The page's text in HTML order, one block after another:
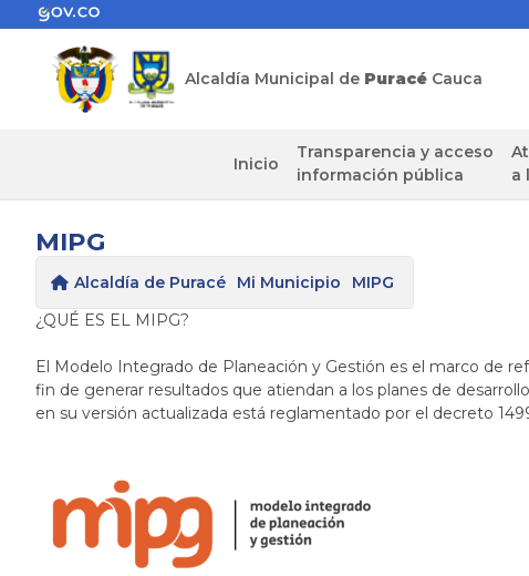
Alcaldía Municipal de Puracé Cauca
Inicio
Transparencia y acceso
información pública
a
MIPG
Alcaldía de Puracé Mi Municipio
MIPG
​¿QUÉ ES EL MIPG?
El Modelo Integrado de Planeación y Gestión es el marco de
fin de generar resultados que atiendan a los planes de
en su versión actualizada está reglamentado por el decreto